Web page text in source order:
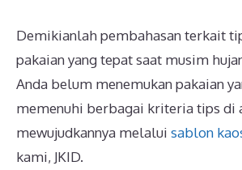
Demikianlah pembahasan terkait
pakaian yang tepat saat musim
Anda belum menemukan pakaian
memenuhi berbagai kriteria tips di
mewujudkannya melalui sablon
kami, JKID.